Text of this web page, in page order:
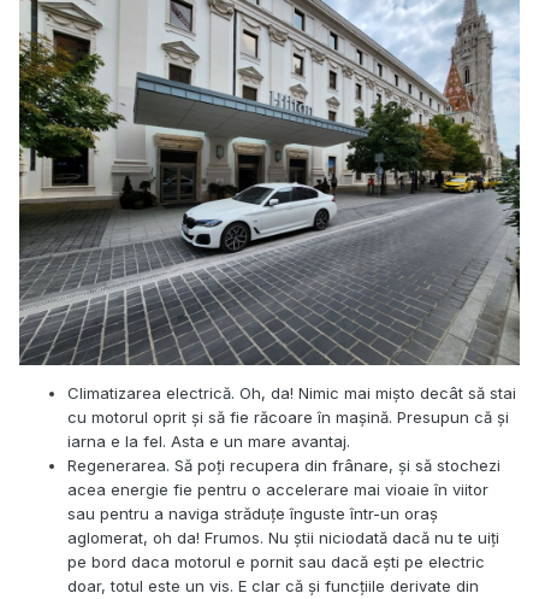
Climatizarea electrică. Oh, da! Nimic mai mișto decât să stai
cu motorul oprit și să fie răcoare în mașină. Presupun că și
iarna e la fel. Asta e un mare avantaj.
Regenerarea. Să poți recupera din frânare, și să stochezi
acea energie fie pentru o accelerare mai vioaie în viitor
sau pentru a naviga străduțe înguste într-un oraș
aglomerat, oh da! Frumos. Nu știi niciodată dacă nu te uiți
pe bord daca motorul e pornit sau dacă ești pe electric
doar, totul este un vis. E clar că și funcțiile derivate din